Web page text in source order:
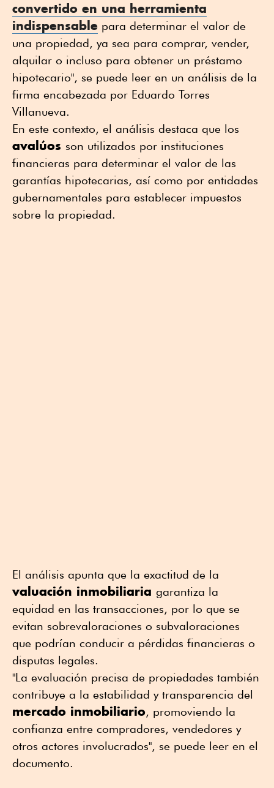
convertido en una herramienta
indispensable para determinar el valor de
una propiedad, ya sea para comprar, vender,
alquilar o incluso para obtener un préstamo
hipotecario", se puede leer en un análisis de la
firma encabezada por Eduardo Torres
Villanueva.
En este contexto, el análisis destaca que los
avalúos son utilizados por instituciones
financieras para determinar el valor de las
garantías hipotecarias, así como por entidades
gubernamentales para establecer impuestos
sobre la propiedad.
El análisis apunta que la exactitud de la
valuación inmobiliaria garantiza la
equidad en las transacciones, por lo que se
evitan sobrevaloraciones o subvaloraciones
que podrían conducir a pérdidas financieras o
disputas legales.
"La evaluación precisa de propiedades también
contribuye a la estabilidad y transparencia del
mercado inmobiliario, promoviendo la
confianza entre compradores, vendedores y
otros actores involucrados", se puede leer en el
documento.